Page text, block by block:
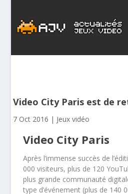
Video City Paris est de
7 Oct 2016 | Jeux vidéo
Video City Paris
Après l’immense succès de
000 visiteurs, plus de 120
plus grande communauté
type d’événement (plus de 140